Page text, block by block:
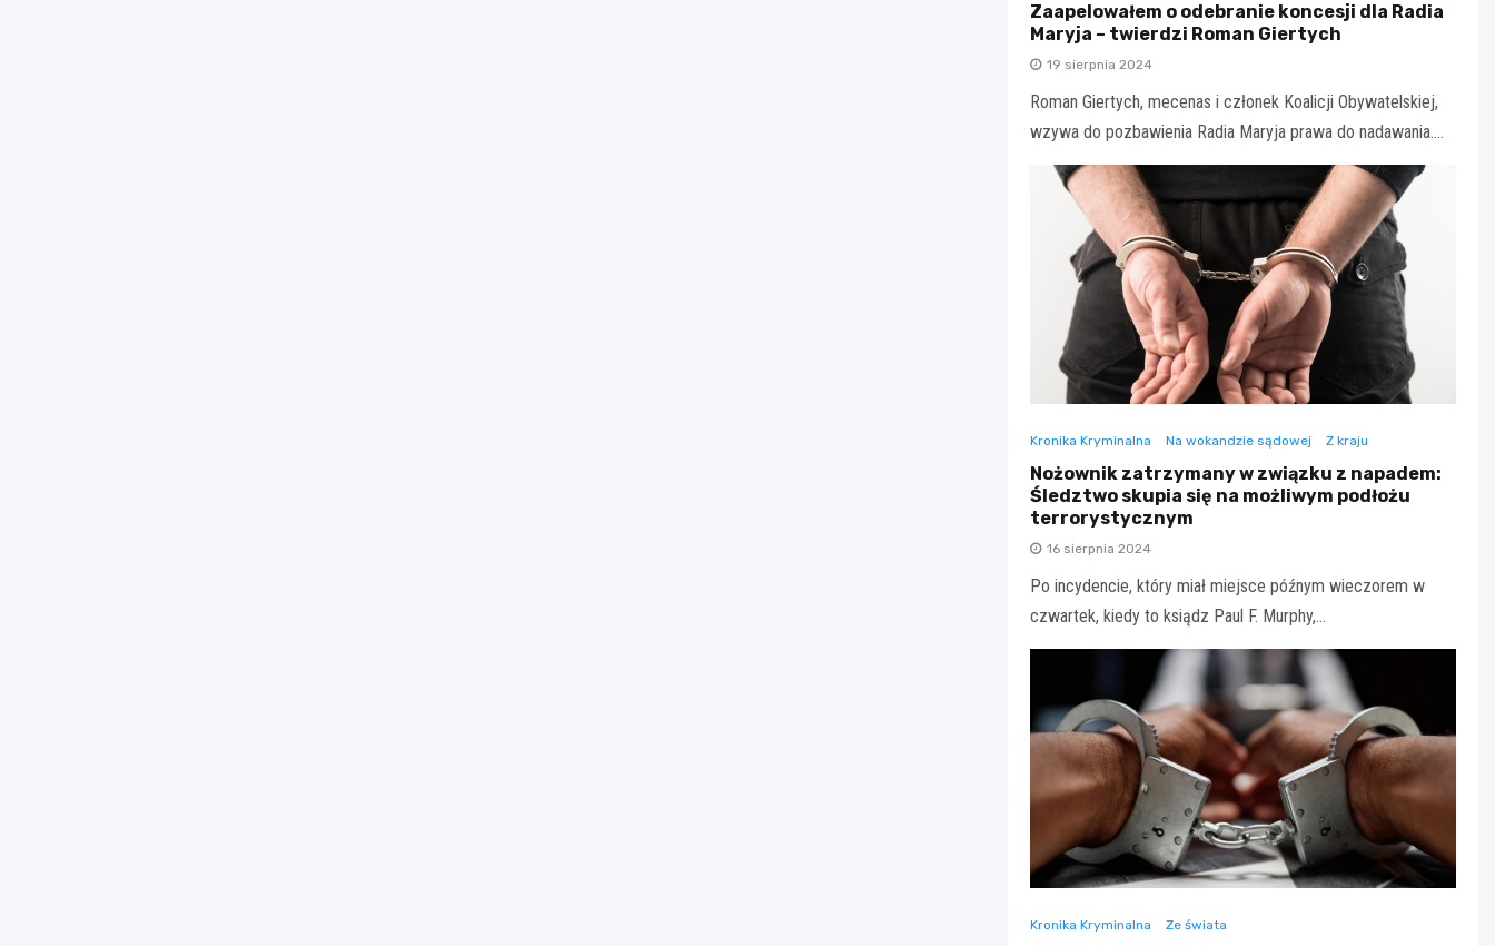
Zaapelowałem o odebranie koncesji dla Radia
Maryja – twierdzi Roman Giertych
19 sierpnia 2024
Roman Giertych, mecenas i członek Koalicji Obywatelskiej,
wzywa do pozbawienia Radia Maryja prawa do nadawania.…
Kronika Kryminalna Na wokandzie sądowej Z kraju
Nożownik zatrzymany w związku z napadem:
Śledztwo skupia się na możliwym podłożu
terrorystycznym
16 sierpnia 2024
Po incydencie, który miał miejsce późnym wieczorem w
czwartek, kiedy to ksiądz Paul F. Murphy,…
Kronika Kryminalna Ze świata